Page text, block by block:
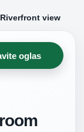
view
oglas